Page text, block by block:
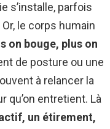
s’installe, parfois
le corps humain
on bouge, plus on
de posture ou une
à relancer la
qu’on entretient. Là
un étirement,